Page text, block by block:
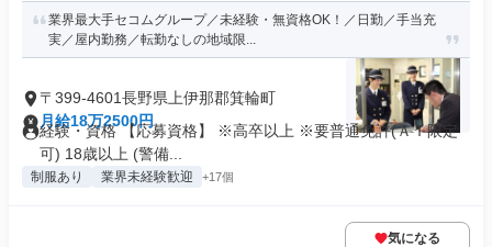
業界最大手セコムグループ／未経験・無資格OK！／日勤／手当充
実／屋内勤務／転勤なしの地域限...
〒399-4601長野県上伊那郡箕輪町
月給18万2500円
経験・資格 【応募資格】 ※高卒以上 ※要普通免許(ＡＴ限定
可) 18歳以上 (警備...
制服あり 業界未経験歓迎 +17個
気になる